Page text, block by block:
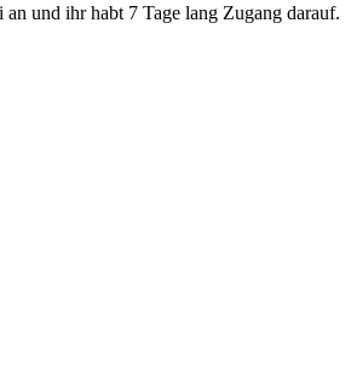
und ihr habt 7 Tage lang Zugang darauf.